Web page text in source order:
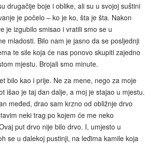
drugačije boje i oblike, ali su u svojoj suštini
je počelo – ko je ko, šta je šta. Nakon
je izgubilo smisao i vratili smo se u
mladosti. Bilo nam je jasno da se posljednji
te sile koja će nas ponovo skupiti zajedno
mjestu. Brojali smo minute.
bilo kao i prije. Ne za mene, nego za moje
išao je taj dan dalje, a moj je stajao u mjestu.
međed, drao sam krzno od obližnje drvo
neki trag po kojem će me neko
put drvo nije bilo drvo. I, umjesto u
se u dalekoj pustinji, na leđima kamile koja